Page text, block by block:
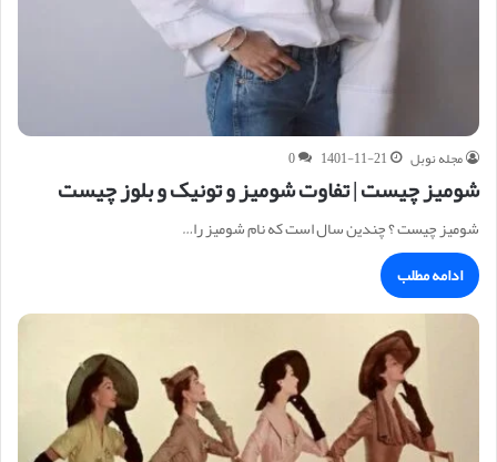
مجله نوبل 1401-11-21
0
شومیز چیست | تفاوت شومیز و تونیک و بلوز چیست
شومیز چیست ؟ چندین سال است که نام شومیز را…
ادامه مطلب